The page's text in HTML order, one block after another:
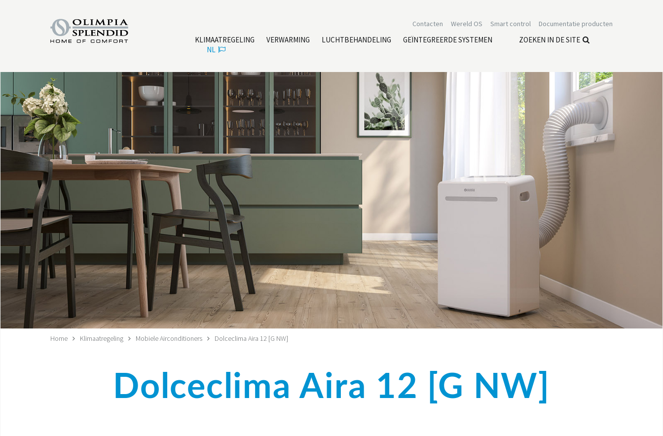
Documentatie producten
Smart control
Wereld OS
Contacten
KLIMAATREGELING VERWARMING LUCHTBEHANDELING GEÏNTEGREERDE SYSTEMEN
ZOEKEN IN DE SITE
NL
Home Klimaatregeling Mobiele Airconditioners Dolceclima Aira 12 [G NW]
Dolceclima Aira 12 [G NW]